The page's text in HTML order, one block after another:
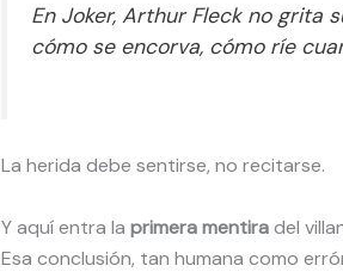
En Joker, Arthur Fleck no grita
cómo se encorva, cómo ríe
La herida debe sentirse, no recitarse.
Y aquí entra la primera mentiradel
Esa conclusión, tan humana como